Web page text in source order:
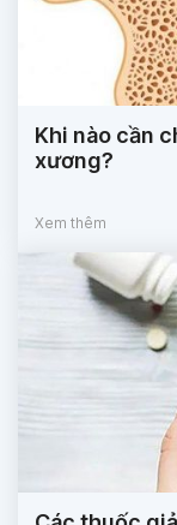
Khi nào cần
xương?
Xem thêm